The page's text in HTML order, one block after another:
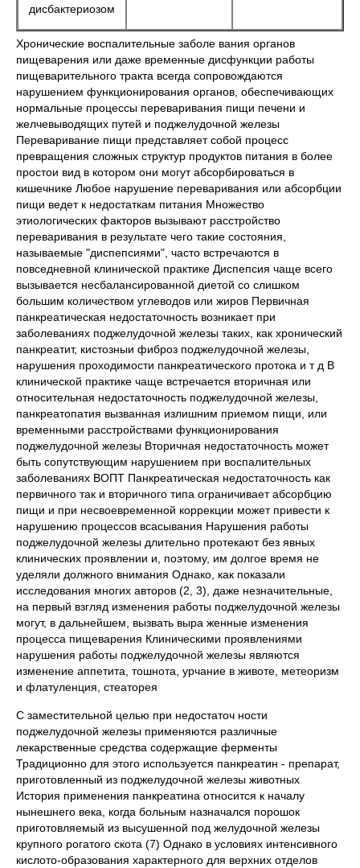
дисбактериозом
Хронические воспалительные заболе вания органов
пищеварения или даже временные дисфункции работы
пищеварительного тракта всегда сопровождаются
нарушением функционирования органов, обеспечивающих
нормальные процессы переваривания пищи печени и
желчевыводящих путей и поджелудочной железы
Переваривание пищи представляет собой процесс
превращения сложных структур продуктов питания в более
простои вид в котором они могут абсорбироваться в
кишечнике Любое нарушение переваривания или абсорбции
пищи ведет к недостаткам питания Множество
этиологических факторов вызывают расстройство
переваривания в результате чего такие состояния,
называемые "диспепсиями", часто встречаются в
повседневной клинической практике Диспепсия чаще всего
вызывается несбалансированной диетой со слишком
большим количеством углеводов или жиров Первичная
панкреатическая недостаточность возникает при
заболеваниях поджелудочной железы таких, как хронический
панкреатит, кистозныи фиброз поджелудочной железы,
нарушения проходимости панкреатического протока и т д В
клинической практике чаще встречается вторичная или
относительная недостаточность поджелудочной железы,
панкреатопатия вызванная излишним приемом пищи, или
временными расстройствами функционирования
поджелудочной железы Вторичная недостаточность может
быть сопутствующим нарушением при воспалительных
заболеваниях ВОПТ Панкреатическая недостаточность как
первичного так и вторичного типа ограничивает абсорбцию
пищи и при несвоевременной коррекции может привести к
нарушению процессов всасывания Нарушения работы
поджелудочной железы длительно протекают без явных
клинических проявлении и, поэтому, им долгое время не
уделяли должного внимания Однако, как показали
исследования многих авторов (2, 3), даже незначительные,
на первый взгляд изменения работы поджелудочной железы
могут, в дальнейшем, вызвать выра женные изменения
процесса пищеварения Клиническими проявлениями
нарушения работы поджелудочной железы являются
изменение аппетита, тошнота, урчание в животе, метеоризм
и флатуленция, стеаторея
С заместительной целью при недостаточ ности
поджелудочной железы применяются различные
лекарственные средства содержащие ферменты
Традиционно для этого используется панкреатин - препарат,
приготовленный из поджелудочной железы животных
История применения панкреатина относится к началу
нынешнего века, когда больным назначался порошок
приготовляемый из высушенной под желудочной железы
крупного рогатого скота (7) Однако в условиях интенсивного
кислото-образования характерного для верхних отделов